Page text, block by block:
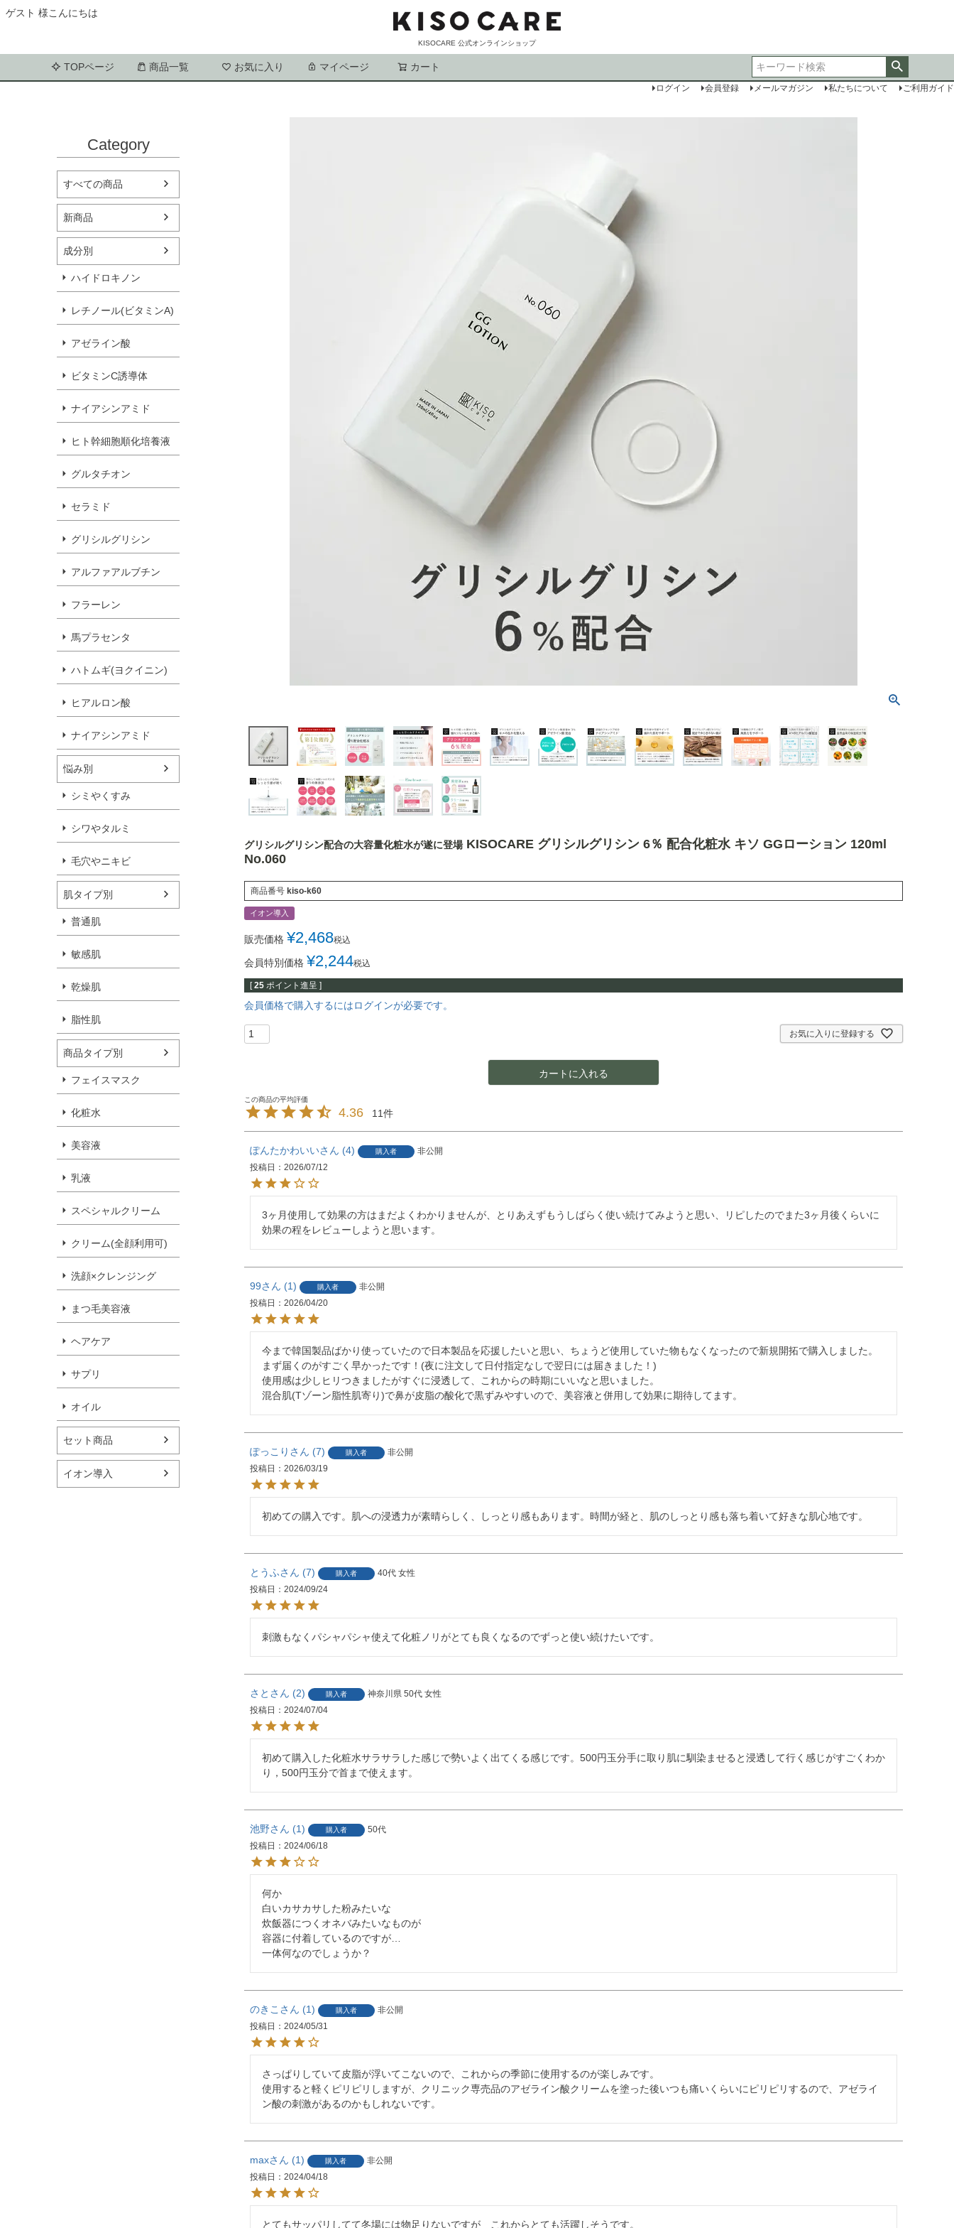
ゲスト 様こんにちは
KISOCARE 公式オンラインショップ
TOPページ 商品一覧 お気に入り マイページ カート
ログイン 会員登録 メールマガジン 私たちについて ご利用ガイド
Category
すべての商品
新商品
成分別
ハイドロキノン
レチノール(ビタミンA)
アゼライン酸
ビタミンC誘導体
ナイアシンアミド
ヒト幹細胞順化培養液
グルタチオン
セラミド
グリシルグリシン
アルファアルブチン
フラーレン
馬プラセンタ
ハトムギ(ヨクイニン)
ヒアルロン酸
ナイアシンアミド
悩み別
シミやくすみ
シワやタルミ
毛穴やニキビ
肌タイプ別
普通肌
敏感肌
乾燥肌
脂性肌
商品タイプ別
フェイスマスク
化粧水
美容液
乳液
スペシャルクリーム
クリーム(全顔利用可)
洗顔×クレンジング
まつ毛美容液
ヘアケア
サプリ
オイル
セット商品
イオン導入
グリシルグリシン配合の大容量化粧水が遂に登場 KISOCARE グリシルグリシン 6％ 配合化粧水 キソ GGローション 120ml
No.060
商品番号 kiso-k60
イオン導入
販売価格 ¥2,468税込
会員特別価格 ¥2,244税込
[ 25 ポイント進呈 ]
会員価格で購入するにはログインが必要です。
お気に入りに登録する
カートに入れる
4.36 11
ぽんたかわいい 4 購入者
非公開
投稿日
2026/07/12
3ヶ月使用して効果の方はまだよくわかりませんが、とりあえずもうしばらく使い続けてみようと思い、リピしたのでまた3ヶ月後くらいに
効果の程をレビューしようと思います。
99 1 購入者
非公開
投稿日
2026/04/20
今まで韓国製品ばかり使っていたので日本製品を応援したいと思い、ちょうど使用していた物もなくなったので新規開拓で購入しました。
まず届くのがすごく早かったです！(夜に注文して日付指定なしで翌日には届きました！)
使用感は少しヒリつきましたがすぐに浸透して、これからの時期にいいなと思いました。
混合肌(Tゾーン脂性肌寄り)で鼻が皮脂の酸化で黒ずみやすいので、美容液と併用して効果に期待してます。
ぽっこり 7 購入者
非公開
投稿日
2026/03/19
初めての購入です。肌への浸透力が素晴らしく、しっとり感もあります。時間が経と、肌のしっとり感も落ち着いて好きな肌心地です。
とうふ 7 購入者 40代 女性
投稿日
2024/09/24
刺激もなくパシャパシャ使えて化粧ノリがとても良くなるのでずっと使い続けたいです。
さと 2 購入者 神奈川県 50代 女性
投稿日
2024/07/04
初めて購入した化粧水サラサラした感じで勢いよく出てくる感じです。500円玉分手に取り肌に馴染ませると浸透して行く感じがすごくわか
り，500円玉分で首まで使えます。
池野 1 購入者
50代
投稿日
2024/06/18
何か
白いカサカサした粉みたいな
炊飯器につくオネバみたいなものが
容器に付着しているのですが…
のきこ 1 購入者
非公開
投稿日
2024/05/31
さっぱりしていて皮脂が浮いてこないので、これからの季節に使用するのが楽しみです。
使用すると軽くピリピリしますが、クリニック専売品のアゼライン酸クリームを塗った後いつも痛いくらいにピリピリするので、アゼライ
max 1 購入者
非公開
投稿日
2024/04/18
とてもサッパリしてて冬場には物足りないですが　これからとても活躍しそうです。